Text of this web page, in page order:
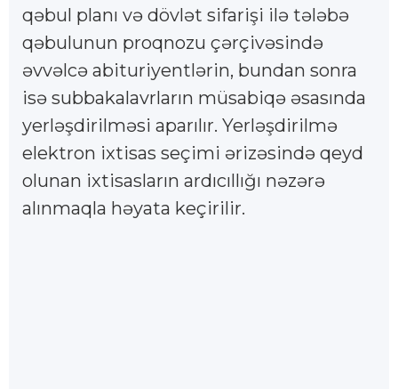
qəbul planı və dövlət sifarişi ilə tələbə
qəbulunun proqnozu çərçivəsində
əvvəlcə abituriyentlərin, bundan sonra
isə subbakalavrların müsabiqə əsasında
yerləşdirilməsi aparılır. Yerləşdirilmə
elektron ixtisas seçimi ərizəsində qeyd
olunan ixtisasların ardıcıllığı nəzərə
alınmaqla həyata keçirilir.